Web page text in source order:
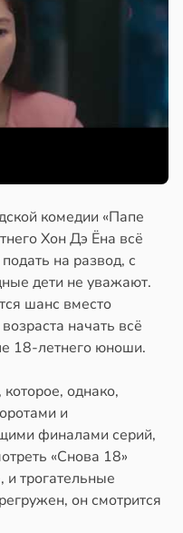
комедии «Папе
Хон Дэ Ёна всё
на развод, с
дети не уважают.
шанс вместо
начать всё
18-летнего юноши.
однако,
и
финалами серий,
«Снова 18»
и трогательные
он смотрится